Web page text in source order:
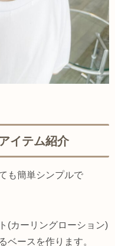
イテム紹介
も簡単シンプルで
(カーリングローション)
ベースを作ります。